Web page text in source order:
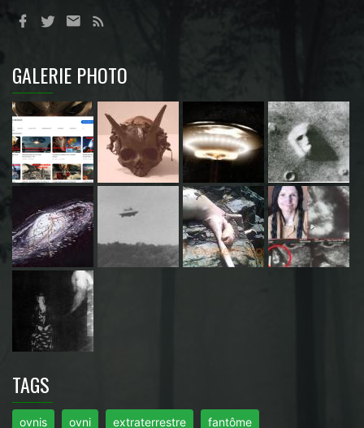
GALERIE PHOTO
TAGS
ovnis ovni extraterrestre fantôme